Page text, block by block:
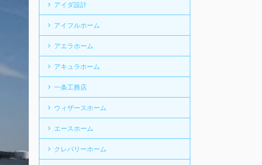
アイダ設計
アイフルホーム
アエラホーム
アキュラホーム
一条工務店
ウィザースホーム
エースホーム
クレバリーホーム